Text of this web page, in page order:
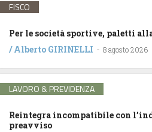
FISCO
Per le società sportive, paletti
/Alberto GIRINELLI - 8 agosto 2026
LAVORO & PREVIDENZA
Reintegra incompatibile con
preavviso